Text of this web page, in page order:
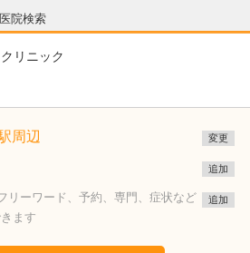
院検索
リニック
周辺 変更
追加
リーワード、予約、専門、症状など
ます
追加